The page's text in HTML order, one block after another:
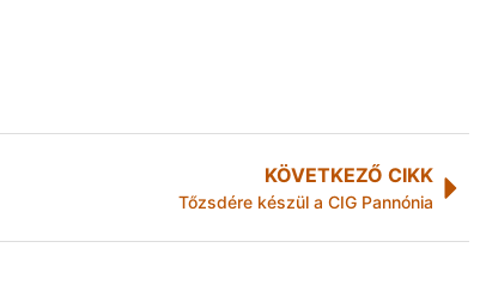
KÖVETKEZŐ CIKK
Tőzsdére készül a CIG Pannónia